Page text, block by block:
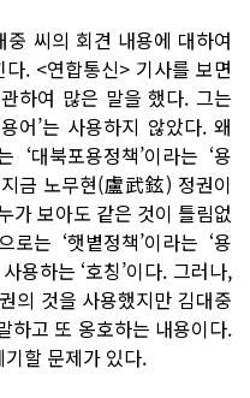
씨의 회견 내용에 대하여
. <연합통신> 기사를 보면
하여 많은 말을 했다. 그는
어’는 사용하지 않았다. 왜
대북포용정책’이라는 ‘용
지금 노무현(盧武鉉) 정권이
가 보아도 같은 것이 틀림없
는 ‘햇볕정책’이라는 ‘용
용하는 ‘호칭’이다. 그러나,
의 것을 사용했지만 김대중
하고 또 옹호하는 내용이다.
할 문제가 있다.